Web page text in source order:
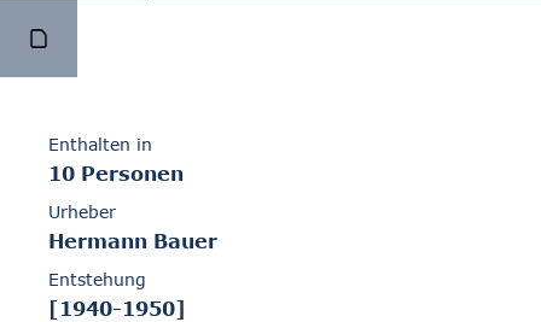
Enthalten in
10 Personen
Urheber
Hermann Bauer
Entstehung
[1940-1950]